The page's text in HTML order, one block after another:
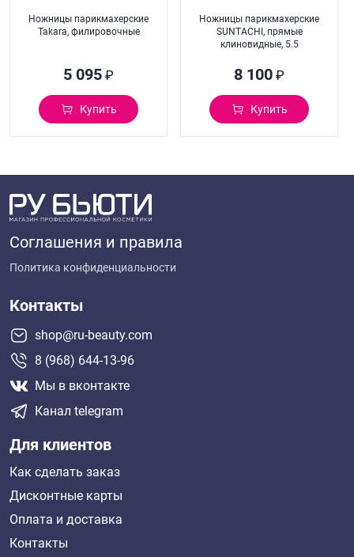
Ножницы парикмахерские
Takara, филировочные
5 095 ₽
Купить
Ножницы парикмахерские
SUNTACHI, прямые
клиновидные, 5.5
8 100 ₽
Купить
Соглашения и правила
Политика конфиденциальности
Контакты
shop@ru-beauty.com
8 (968) 644-13-96
Мы в вконтакте
Канал telegram
Для клиентов
Как сделать заказ
Дисконтные карты
Оплата и доставка
Контакты